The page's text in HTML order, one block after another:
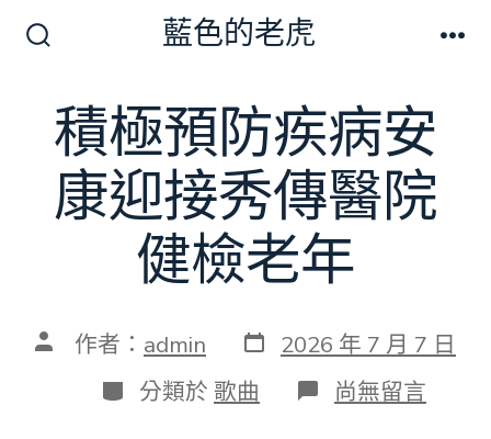
切
換
開
關
藍色的老虎
積極預防疾病安
康迎接秀傳醫院
健檢老年
文 作者： admin 發
表
日
期
2026 年 7 月 7 日
分
類
分類於 歌曲 在
〈積
尚無留言